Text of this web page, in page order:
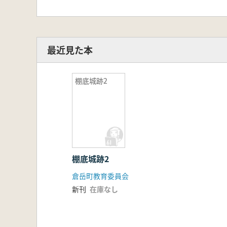
最近見た本
棚底城跡2
棚底城跡2
倉岳町教育委員会
新刊 在庫なし